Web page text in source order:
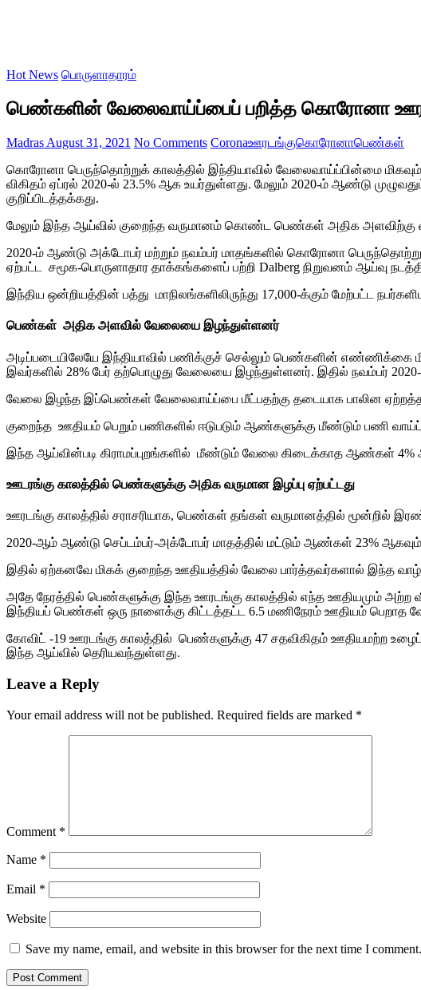
Hot News பொருளாதாரம்
பெண்களின் வேலைவாய்ப்பைப் பறித்த கொரோனா
Madras August 31, 2021 No Comments Coronaஊரடங்குகொரோனாபெண்கள்
கொரோனா பெருந்தொற்றுக் காலத்தில் இந்தியாவில் வேலைவாய்ப்பின்மை
விகிதம் ஏப்ரல் 2020-ல் 23.5% ஆக உயர்துள்ளது. மேலும் 2020-ம் ஆண்டு
குறிப்பிடத்தக்கது.
மேலும் இந்த ஆய்வில் குறைந்த வருமானம் கொண்ட பெண்கள் அதிக
2020-ம் ஆண்டு அக்டோபர் மற்றும் நவம்பர் மாதங்களில் கொரோனா
ஏற்பட்ட சமூக-பொருளாதார தாக்கங்களைப் பற்றி Dalberg நிறுவனம் ஆய்வு
இந்திய ஒன்றியத்தின் பத்து மாநிலங்களிலிருந்து 17,000-க்கும் மேற்பட்ட
பெண்கள் அதிக அளவில் வேலையை இழந்துள்ளனர்
அடிப்படையிலேயே இந்தியாவில் பணிக்குச் செல்லும் பெண்களின் எண்ணிக்கை
இவர்களில் 28% பேர் தற்பொழுது வேலையை இழந்துள்ளனர். இதில் நவம்பர்
வேலை இழந்த இப்பெண்கள் வேலைவாய்ப்பை மீட்பதற்கு தடையாக பாலின
குறைந்த ஊதியம் பெறும் பணிகளில் ஈடுபடும் ஆண்களுக்கு மீண்டும் பணி
இந்த ஆய்வின்படி கிராமப்புறங்களில் மீண்டும் வேலை கிடைக்காத ஆண்கள்
ஊடரங்கு காலத்தில் பெண்களுக்கு அதிக வருமான இழப்பு ஏற்பட்டது
ஊரடங்கு காலத்தில் சராசரியாக, பெண்கள் தங்கள் வருமானத்தில் மூன்றில்
2020-ஆம் ஆண்டு செப்டம்பர்-அக்டோபர் மாதத்தில் மட்டும் ஆண்கள் 23%
இதில் ஏற்கனவே மிகக் குறைந்த ஊதியத்தில் வேலை பார்த்தவர்களால் இந்த
அதே நேரத்தில் பெண்களுக்கு இந்த ஊரடங்கு காலத்தில் எந்த ஊதியமும் அற்ற
இந்தியப் பெண்கள் ஒரு நாளைக்கு கிட்டத்தட்ட 6.5 மணிநேரம் ஊதியம்
கோவிட் -19 ஊரடங்கு காலத்தில் பெண்களுக்கு 47 சதவிகிதம் ஊதியமற்ற உழைப்பு
இந்த ஆய்வில் தெரியவந்துள்ளது.
Leave a Reply
Your email address will not be published. Required fields are marked *
Comment *
Name *
Email *
Website
Save my name, email, and website in this browser for the next time I comment.